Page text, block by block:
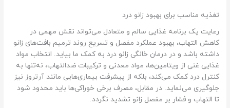
تغذیه مناسب برای بهبود زانو درد
رعایت یک برنامه غذایی سالم و متعادل می‌تواند نقش مهمی در
کاهش التهاب، بهبود عملکرد مفصل و تسریع روند ترمیم بافت‌های زانو
داشته باشد و در درمان خانگی زانو درد به کمک ما بیاید. انتخاب مواد
غذایی غنی از ویتامین‌ها، مواد معدنی و ترکیبات ضدالتهاب، نه‌تنها به
کنترل درد کمک می‌کند، بلکه از پیشرفت بیماری‌هایی مانند آرتروز نیز
جلوگیری می‌نماید. در مقابل، مصرف برخی خوراکی‌ها باید محدود شود
تا التهاب و فشار بر مفصل زانو تشدید نگردد.